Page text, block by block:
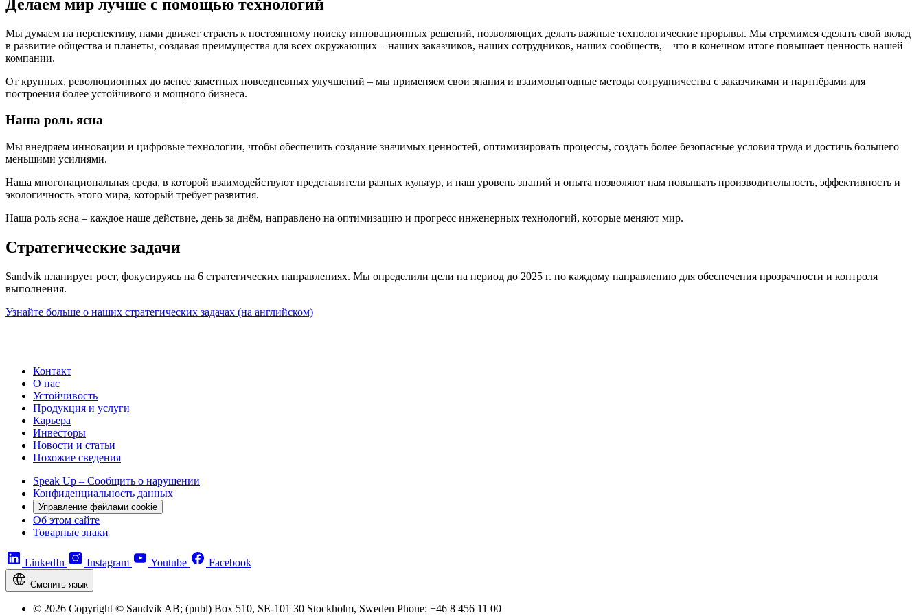
Делаем мир лучше с помо​​щью технологий​
Мы думаем на перспективу, нами движет страсть к постоянному поиску инновационных решений, позволяющих делать важные технологические прорывы. Мы стремимся сделать свой вклад
в развитие общества и планеты, создавая преимущества для всех окружающих – наших заказчиков, наших сотрудников, наших сообществ, – что в конечном итоге повышает ценность нашей
компании.
От крупных, революционных до менее заметных повседневных улучшений – мы применяем свои знания и взаимовыгодные методы сотрудничества с заказчиками и партнёрами для
построения более устойчивого и мощного бизнеса.
Наша роль ясна
Мы внедряем инновации и цифровые технологии, чтобы обеспечить создание значимых ценностей, оптимизировать процессы, создать более безопасные условия труда и достичь большего
меньшими усилиями.
Наша многонациональная среда, в которой взаимодействуют представители разных культур, и наш уровень знаний и опыта позволяют нам повышать производительность, эффективность и
экологичность этого мира, который требует развития.
Наша роль ясна – каждое наше действие, день за днём, направлено на оптимизацию и прогресс инженерных технологий, которые меняют мир.
Стратегические задачи
Sandvik планирует рост, фокусируясь на 6 стратегических направлениях. Мы определили цели на период до 2025 г. по каждому направлению для обеспечения прозрачности и контроля
выполнения.
Узнайте больше о наших стратегических задачах (на английском)
Контакт
О нас
Устойчивость
Продукция и услуги
Карьера
Инвесторы
Новости и статьи
Похожие сведения
Speak Up – Сообщить о нарушении
Конфиденциальность данных
Управление файлами cookie
Об этом сайте
Товарные знаки
LinkedIn Instagram Youtube Facebook
Сменить язык
© 2026 Copyright © Sandvik AB; (publ) Box 510, SE-101 30 Stockholm, Sweden Phone: +46 8 456 11 00